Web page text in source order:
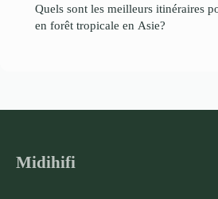
Quels sont les meilleurs itinéraires
en forêt tropicale en Asie?
Midihifi